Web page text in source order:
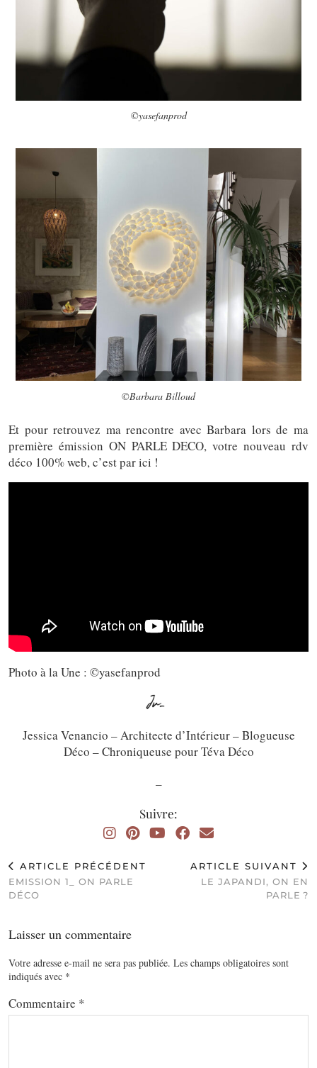
©yasefanprod
©Barbara Billoud
Et pour retrouvez ma rencontre avec Barbara lors de ma
première émission ON PARLE DECO, votre nouveau rdv
déco 100% web, c’est par ici !
Photo à la Une : ©yasefanprod
Jessica Venancio – Architecte d’Intérieur – Blogueuse
Déco – Chroniqueuse pour Téva Déco
Suivre:
ARTICLE PRÉCÉDENT
EMISSION 1_ ON PARLE
DÉCO
ARTICLE SUIVANT
LE JAPANDI, ON EN
PARLE ?
Laisser un commentaire
Votre adresse e-mail ne sera pas publiée. Les champs obligatoires sont
indiqués avec *
Commentaire *